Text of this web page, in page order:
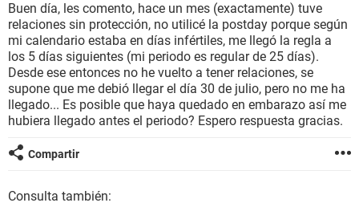
BIENESTAR
SEXUALIDAD
GLOSARIO
Buen día, les comento, hace un mes (exactamente) tuve
relaciones sin protección, no utilicé la postday porque según
mi calendario estaba en días infértiles, me llegó la regla a
los 5 días siguientes (mi periodo es regular de 25 días).
Desde ese entonces no he vuelto a tener relaciones, se
supone que me debió llegar el día 30 de julio, pero no me ha
llegado... Es posible que haya quedado en embarazo así me
hubiera llegado antes el periodo? Espero respuesta gracias.
Compartir
Consulta también: